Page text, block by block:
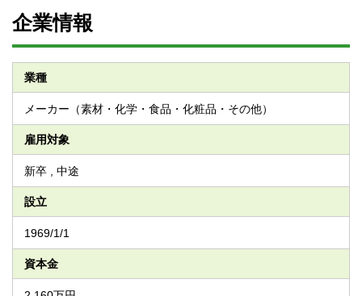
企業情報
業種
メーカー（素材・化学・食品・化粧品・その他）
雇用対象
新卒 , 中途
設立
1969/1/1
資本金